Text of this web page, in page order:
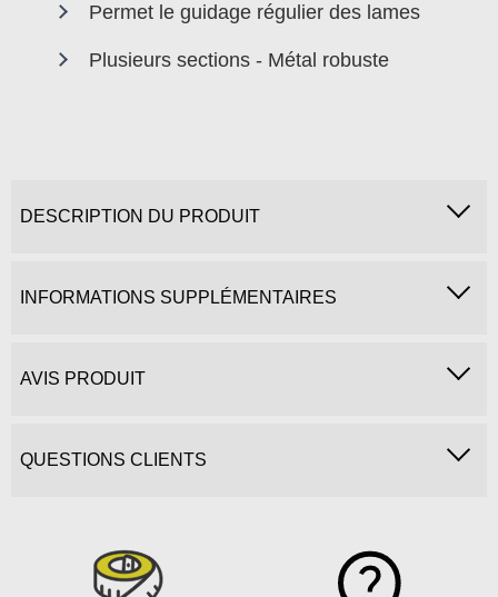
Permet le guidage régulier des lames
Plusieurs sections - Métal robuste
DESCRIPTION DU PRODUIT
INFORMATIONS SUPPLÉMENTAIRES
AVIS PRODUIT
QUESTIONS CLIENTS